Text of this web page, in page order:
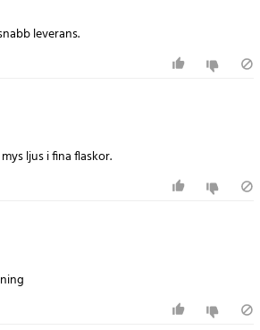
leverans.
ljus i fina flaskor.